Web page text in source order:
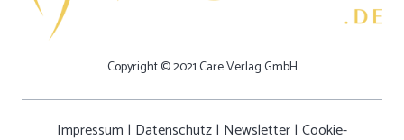
Copyright © 2021 Care Verlag GmbH
Impressum | Datenschutz| Newsletter| Cookie-